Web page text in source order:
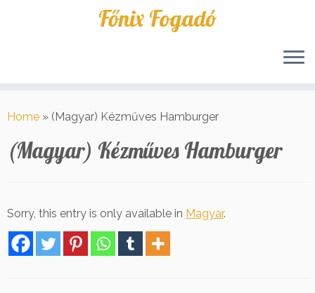
to
Főnix Fogadó
Home » (Magyar) Kézműves Hamburger
(Magyar) Kézműves Hamburger
Sorry, this entry is only available in Magyar.